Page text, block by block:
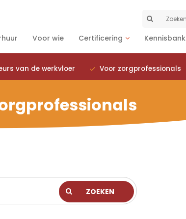
Zoeken
Voor wie Certificering Kennisbank
van de werkvloer Voor zorgprofessionals
ZOEKEN